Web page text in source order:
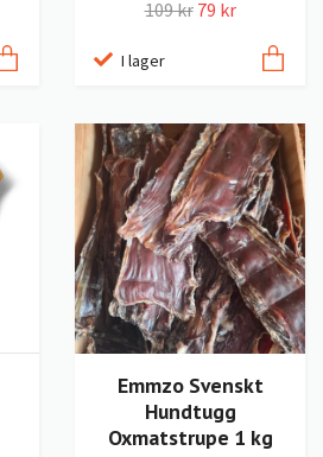
109 kr 79 kr
I lager
Emmzo Svenskt
Hundtugg
Oxmatstrupe 1 kg